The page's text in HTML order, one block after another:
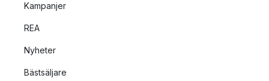
Kampanjer
REA
Nyheter
Bästsäljare